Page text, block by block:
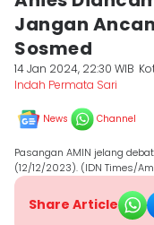
Jangan
Sosmed
14 Jan 2024, 22:30 WIB
Indah Permata Sari
News Channel
Pasangan AMIN jelang
(12/12/2023). (IDN Times/
Share Article